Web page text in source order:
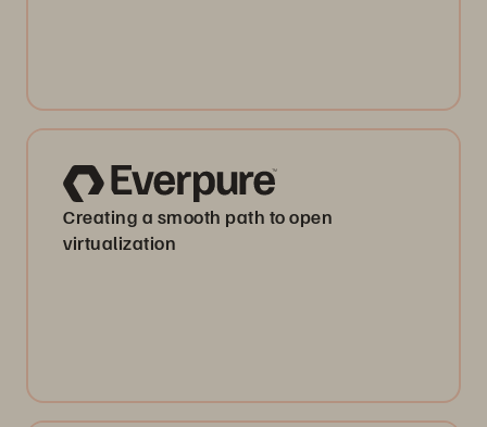
Creating a smooth path to open
virtualization